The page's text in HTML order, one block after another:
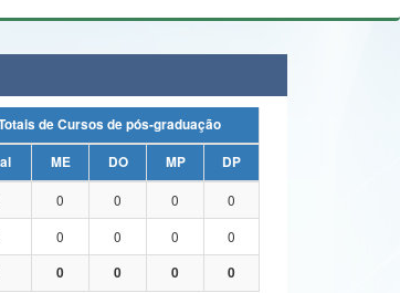
de Cursos de pós-graduação
ME DO MP
DP
0 0 0
0
0 0 0
0
0 0 0 0